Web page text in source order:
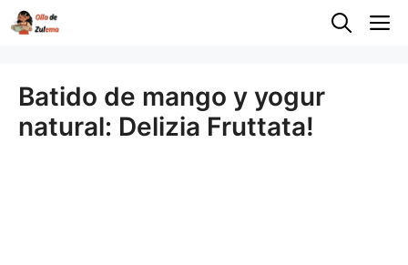
Saltar
Batido de mango y yogur
natural: Delizia Fruttata!